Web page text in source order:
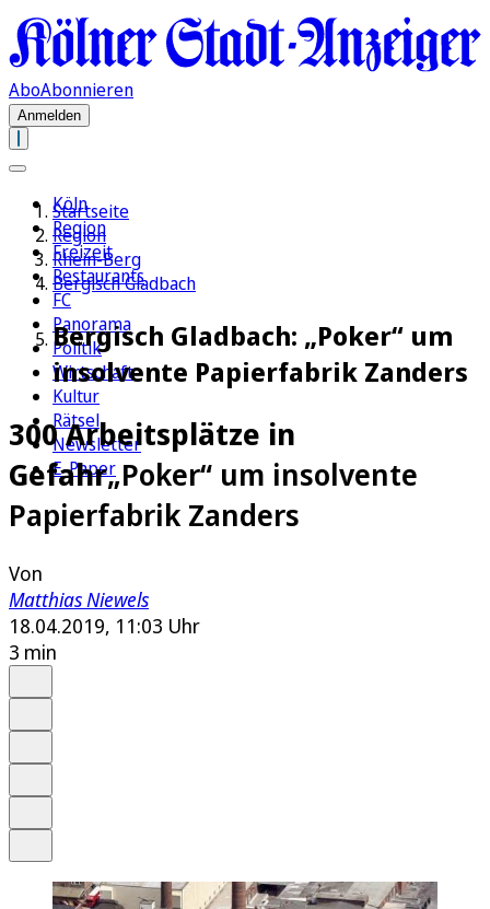
AboAbonnieren
Anmelden
Köln
Region
Freizeit
Restaurants
FC
Panorama
Politik
Wirtschaft
Kultur
Rätsel
Newsletter
E-Paper
Startseite
Region
Rhein-Berg
Bergisch Gladbach
Bergisch Gladbach: „Poker“ um
insolvente Papierfabrik Zanders
300 Arbeitsplätze in
Gefahr„Poker“ um insolvente
Papierfabrik Zanders
Von
Matthias Niewels
18.04.2019, 11:03 Uhr
3 min